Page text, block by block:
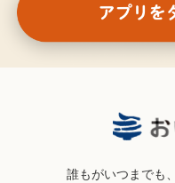
誰もがいつまでも、